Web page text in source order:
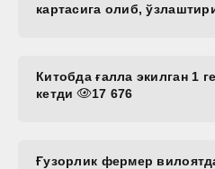
картасига олиб,
Китобда ғалла экилган 1
кетди
17 676
Ғузорлик фермер